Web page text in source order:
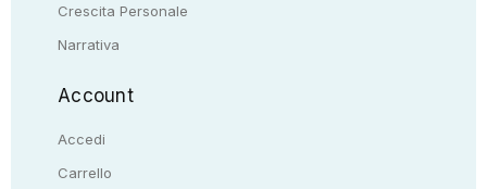
Crescita Personale
Narrativa
Account
Accedi
Carrello